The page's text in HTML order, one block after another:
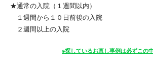
★通常の入院（１週間以内）
１週間から１０日前後の入院
２週間以上の入院
※探しているお直し事例は必ずこの中